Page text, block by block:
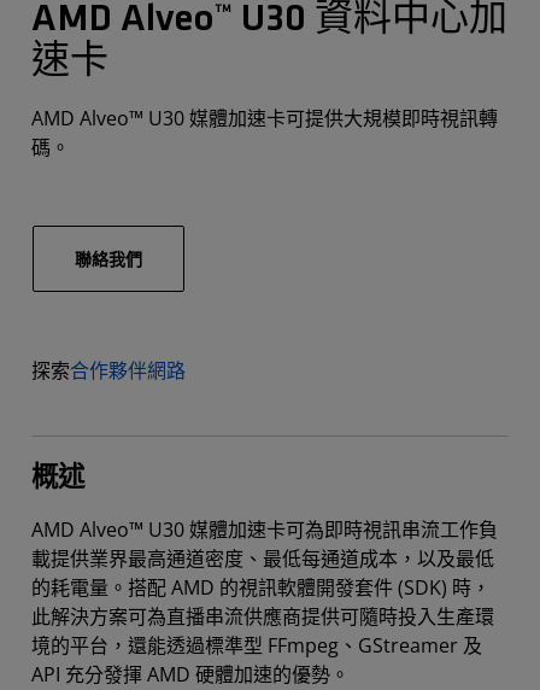
AMD Alveo™ U30 資料中心加
速卡
AMD Alveo™ U30 媒體加速卡可提供大規模即時視訊轉
碼。
聯絡我們
探索合作夥伴網路
概述
AMD Alveo™ U30 媒體加速卡可為即時視訊串流工作負
載提供業界最高通道密度、最低每通道成本，以及最低
的耗電量。搭配 AMD 的視訊軟體開發套件 (SDK) 時，
此解決方案可為直播串流供應商提供可隨時投入生產環
境的平台，還能透過標準型 FFmpeg、GStreamer 及
API 充分發揮 AMD 硬體加速的優勢。